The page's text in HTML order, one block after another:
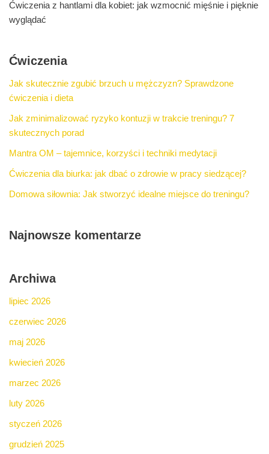
Ćwiczenia z hantlami dla kobiet: jak wzmocnić mięśnie i pięknie
wyglądać
Ćwiczenia
Jak skutecznie zgubić brzuch u mężczyzn? Sprawdzone
ćwiczenia i dieta
Jak zminimalizować ryzyko kontuzji w trakcie treningu? 7
skutecznych porad
Mantra OM – tajemnice, korzyści i techniki medytacji
Ćwiczenia dla biurka: jak dbać o zdrowie w pracy siedzącej?
Domowa siłownia: Jak stworzyć idealne miejsce do treningu?
Najnowsze komentarze
Archiwa
lipiec 2026
czerwiec 2026
maj 2026
kwiecień 2026
marzec 2026
luty 2026
styczeń 2026
grudzień 2025